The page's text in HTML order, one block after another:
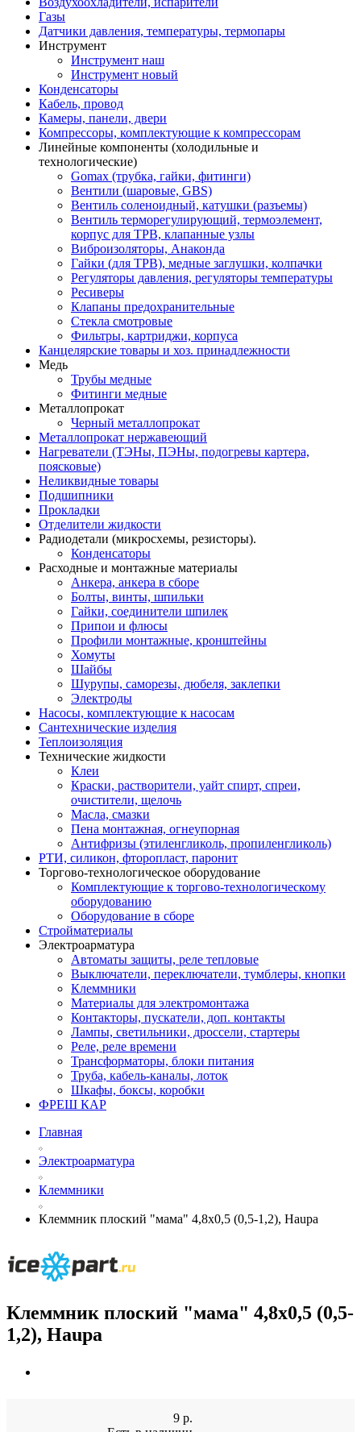
Газы
Датчики давления, температуры, термопары
Инструмент
Инструмент наш
Инструмент новый
Конденсаторы
Кабель, провод
Камеры, панели, двери
Компрессоры, комплектующие к компрессорам
Линейные компоненты (холодильные и
технологические)
Gomax (трубка, гайки, фитинги)
Вентили (шаровые, GBS)
Вентиль соленоидный, катушки (разъемы)
Вентиль терморегулирующий, термоэлемент,
корпус для ТРВ, клапанные узлы
Виброизоляторы, Анаконда
Гайки (для ТРВ), медные заглушки, колпачки
Регуляторы давления, регуляторы температуры
Ресиверы
Клапаны предохранительные
Стекла смотровые
Фильтры, картриджи, корпуса
Канцелярские товары и хоз. принадлежности
Медь
Трубы медные
Фитинги медные
Металлопрокат
Черный металлопрокат
Металлопрокат нержавеющий
Нагреватели (ТЭНы, ПЭНы, подогревы картера,
поясковые)
Неликвидные товары
Подшипники
Прокладки
Отделители жидкости
Радиодетали (микросхемы, резисторы).
Конденсаторы
Расходные и монтажные материалы
Анкера, анкера в сборе
Болты, винты, шпильки
Гайки, соединители шпилек
Припои и флюсы
Профили монтажные, кронштейны
Хомуты
Шайбы
Шурупы, саморезы, дюбеля, заклепки
Электроды
Насосы, комплектующие к насосам
Сантехнические изделия
Теплоизоляция
Технические жидкости
Клеи
Краски, растворители, уайт спирт, спреи,
очистители, щелочь
Масла, смазки
Пена монтажная, огнеупорная
Антифризы (этиленгликоль, пропиленгликоль)
РТИ, силикон, фторопласт, паронит
Торгово-технологическое оборудование
Комплектующие к торгово-технологическому
оборудованию
Оборудование в сборе
Стройматериалы
Электроарматура
Автоматы защиты, реле тепловые
Выключатели, переключатели, тумблеры, кнопки
Клеммники
Материалы для электромонтажа
Контакторы, пускатели, доп. контакты
Лампы, светильники, дроссели, стартеры
Реле, реле времени
Трансформаторы, блоки питания
Труба, кабель-каналы, лоток
Шкафы, боксы, коробки
ФРЕШ КАР
Главная
Электроарматура
Клеммники
Клеммник плоский "мама" 4,8х0,5 (0,5-1,2), Haupa
Клеммник плоский "мама" 4,8х0,5 (0,5-
1,2), Haupa
9 р.